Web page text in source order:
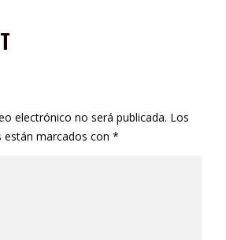
electrónico no será publicada. Los
marcados con *